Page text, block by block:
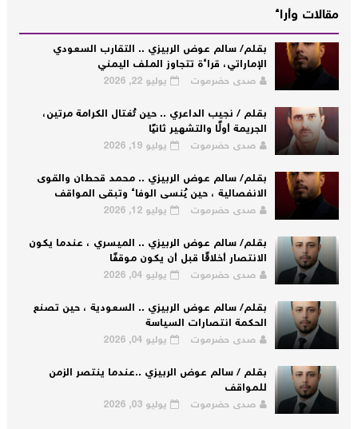
مقالات وأراء
بقلم/ سالم عوض الربيزي .. التقارب السعودي
الإماراتي، قراءة تتجاوز الملف اليمني
صدى حضرموت يوليو 22, 2026
بقلم / نجيب الداعري .. حين تُغتال الكرامة مرتين،
الجريمة أولًا والتشهير ثانيًا
صدى حضرموت يوليو 19, 2026
بقلم/ سالم عوض الربيزي .. محمد قحطان والقوى
الانفصالية ، حين يُنسى الوفاء وتبقى المواقف
صدى حضرموت يوليو 12, 2026
بقلم/ سالم عوض الربيزي .. الميسري ، عندما يكون
الانتصار أخلاقًا قبل أن يكون موقفًا
صدى حضرموت يوليو 04, 2026
بقلم/ سالم عوض الربيزي .. السعودية ، حين تصنع
الحكمة انتصارات السياسة
صدى حضرموت يوليو 04, 2026
بقلم / سالم عوض الربيزي ..عندما ينتصر الزمن
للمواقف
صدى حضرموت يوليو 03, 2026